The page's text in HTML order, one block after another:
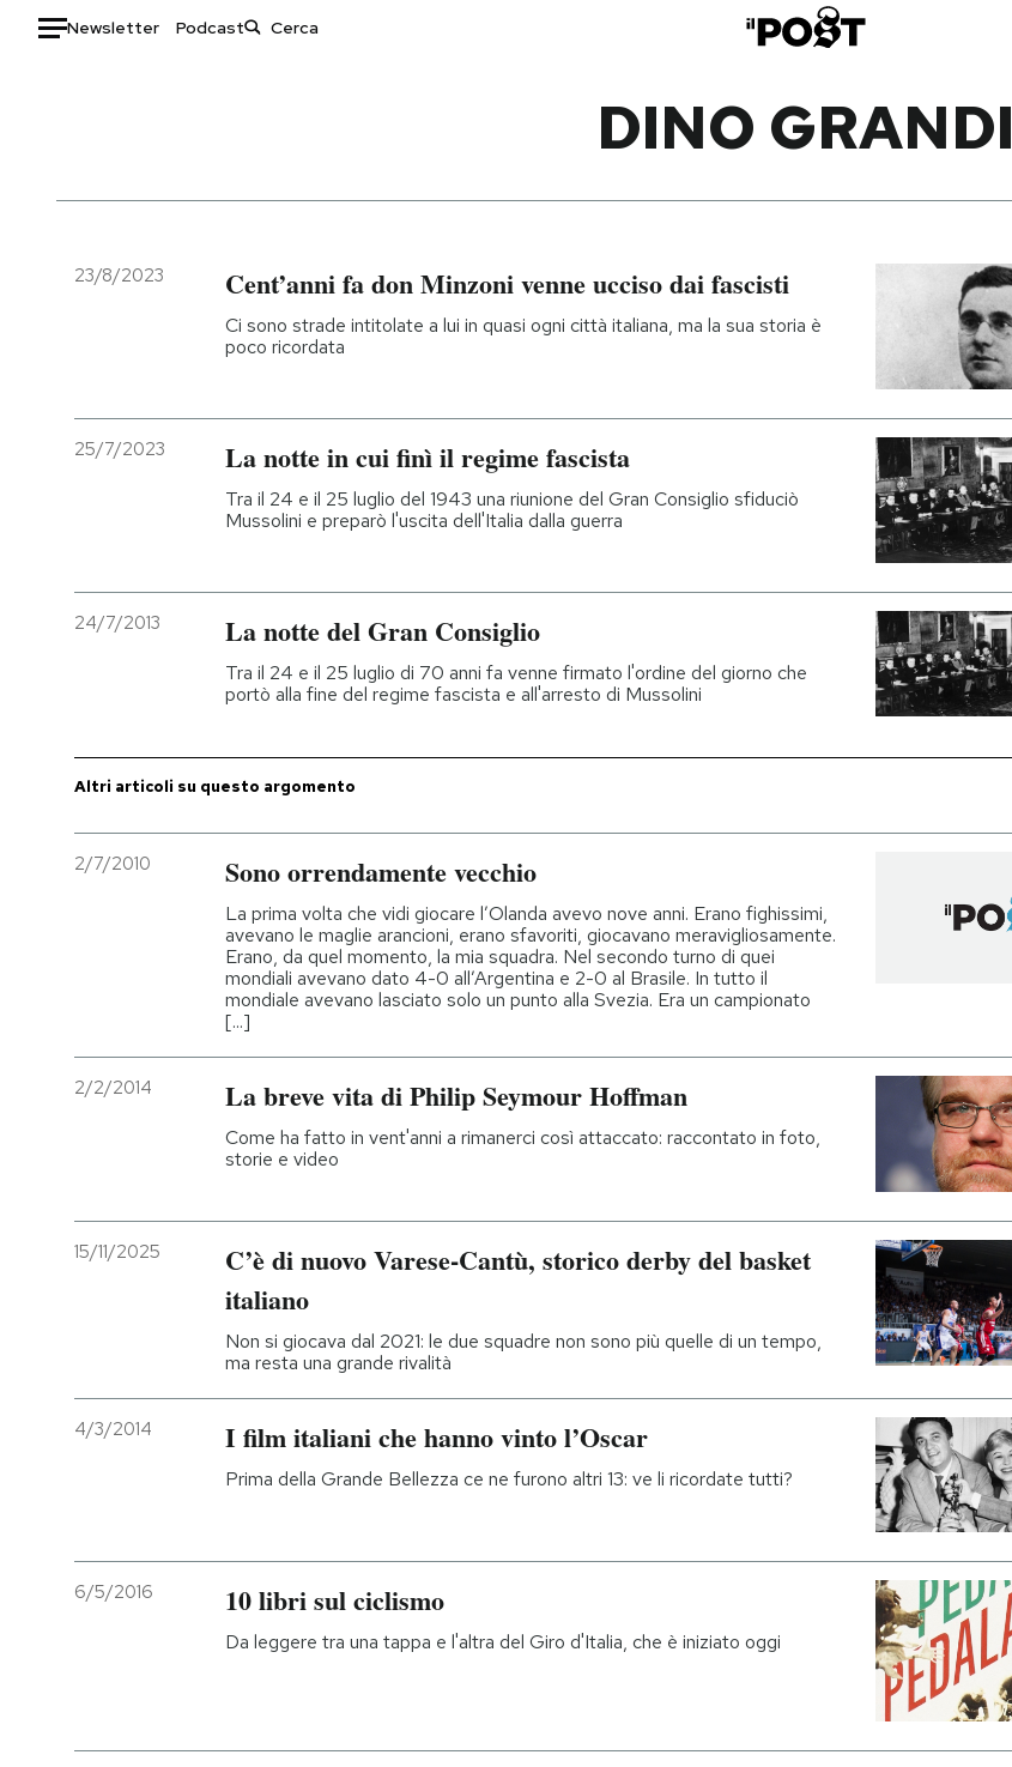
Newsletter Podcast
Italia
Politica
Economia
Moda
Ok Boomer!
AREA PERSONALE
DINO GRANDI
23/8/2023 Cent’anni fa don Minzoni venne ucciso dai fascisti
Ci sono strade intitolate a lui in quasi ogni città italiana, ma la sua storia è
poco ricordata
25/7/2023 La notte in cui finì il regime fascista
Tra il 24 e il 25 luglio del 1943 una riunione del Gran Consiglio sfiduciò
Mussolini e preparò l'uscita dell'Italia dalla guerra
24/7/2013 La notte del Gran Consiglio
Tra il 24 e il 25 luglio di 70 anni fa venne firmato l'ordine del giorno che
portò alla fine del regime fascista e all'arresto di Mussolini
Altri articoli su questo argomento
2/7/2010 Sono orrendamente vecchio
La prima volta che vidi giocare l’Olanda avevo nove anni. Erano fighissimi,
avevano le maglie arancioni, erano sfavoriti, giocavano meravigliosamente.
Erano, da quel momento, la mia squadra. Nel secondo turno di quei
mondiali avevano dato 4-0 all’Argentina e 2-0 al Brasile. In tutto il
mondiale avevano lasciato solo un punto alla Svezia. Era un campionato
[...]
2/2/2014 La breve vita di Philip Seymour Hoffman
Come ha fatto in vent'anni a rimanerci così attaccato: raccontato in foto,
storie e video
15/11/2025
C’è di nuovo Varese-Cantù, storico derby del basket
italiano
Non si giocava dal 2021: le due squadre non sono più quelle di un tempo,
ma resta una grande rivalità
4/3/2014 I film italiani che hanno vinto l’Oscar
Prima della Grande Bellezza ce ne furono altri 13: ve li ricordate tutti?
6/5/2016 10 libri sul ciclismo
Da leggere tra una tappa e l'altra del Giro d'Italia, che è iniziato oggi